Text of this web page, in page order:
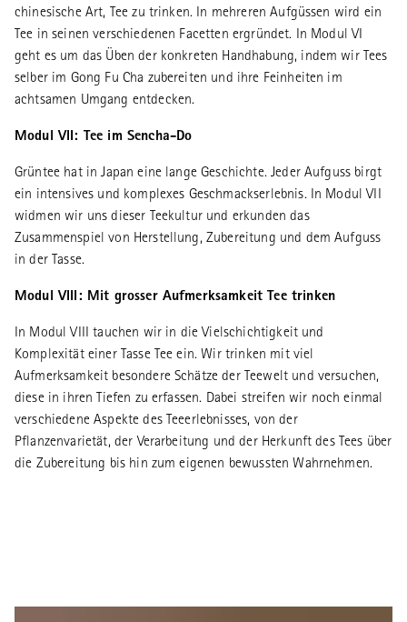
chinesische Art, Tee zu trinken. In mehreren Aufgüssen wird ein
Tee in seinen verschiedenen Facetten ergründet. In Modul VI
geht es um das Üben der konkreten Handhabung, indem wir Tees
selber im Gong Fu Cha zubereiten und ihre Feinheiten im
achtsamen Umgang entdecken.
Modul VII: Tee im Sencha-Do
Grüntee hat in Japan eine lange Geschichte. Jeder Aufguss birgt
ein intensives und komplexes Geschmackserlebnis. In Modul VII
widmen wir uns dieser Teekultur und erkunden das
Zusammenspiel von Herstellung, Zubereitung und dem Aufguss
in der Tasse.
Modul VIII: Mit grosser Aufmerksamkeit Tee trinken
In Modul VIII tauchen wir in die Vielschichtigkeit und
Komplexität einer Tasse Tee ein. Wir trinken mit viel
Aufmerksamkeit besondere Schätze der Teewelt und versuchen,
diese in ihren Tiefen zu erfassen. Dabei streifen wir noch einmal
verschiedene Aspekte des Teeerlebnisses, von der
Pflanzenvarietät, der Verarbeitung und der Herkunft des Tees über
die Zubereitung bis hin zum eigenen bewussten Wahrnehmen.